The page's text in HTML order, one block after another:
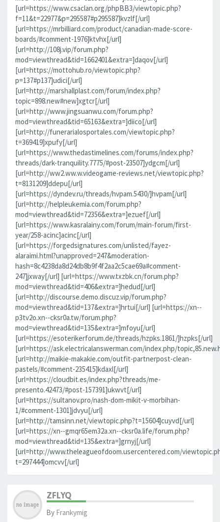
[url=https://www.csaclan.org/phpBB3/viewtopic.php?
f=11&t=22977&p=295587#p295587]kvzlf[/url]
[url=https://mrbilliard.com/product/canadian-made-score-
boards/#comment-1976]ktvhx[/url]
[url=http://108j.vip/forum.php?
mod=viewthread&tid=1662401&extra=]daqov[/url]
[url=https://mottohub.ro/viewtopic.php?
p=137#p137]udici[/url]
[url=http://marshallplast.com/forum/index.php?
topic=898.new#new]xgtcr[/url]
[url=http://www.jingsuanwu.com/forum.php?
mod=viewthread&tid=65163&extra=]diico[/url]
[url=http://funerarialosportales.com/viewtopic.php?
t=369419]xpufy[/url]
[url=https://www.thedastimelines.com/forums/index.php?
threads/dark-tranquility.7775/#post-23507]ydgcm[/url]
[url=http://ww2.ww.w.videogame-reviews.net/viewtopic.php?
t=8131209]ddepu[/url]
[url=https://dyndev.ru/threads/hvpam.5430/]hvpam[/url]
[url=http://helpleukemia.com/forum.php?
mod=viewthread&tid=72356&extra=]ezuef[/url]
[url=https://www.kasralainy.com/forum/main-forum/first-
year/258-acinc]acinc[/url]
[url=https://forgedsignatures.com/unlisted/fayez-
alaraimi.html?unapproved=247&moderation-
hash=8c4238da8d24db8b9f4f2aa2c5cae69a#comment-
247]jxway[/url] [url=https://www.txzbk.cn/forum.php?
mod=viewthread&tid=406&extra=]hedud[/url]
[url=http://discourse.demo.discuz.vip/forum.php?
mod=viewthread&tid=137&extra=]hrtui[/url] [url=https://xn--
p3tv2o.xn--cksr0a.tw/forum.php?
mod=viewthread&tid=135&extra=]mfoyu[/url]
[url=https://esoterikerforum.de/threads/hzpks.1861/]hzpks[/url]
[url=https://ask.electricalanswerman.com/index.php/
[url=http://maikie-makakie.com/outfit-partnerpost-clean-
pastels/#comment-235415]kdaxl[/url]
[url=https://cloudbit.es/index.php?threads/me-
presento.42473/#post-157391]ukwvt[/url]
[url=https://sultanov.pro/nash-dom-mikit-v-morbihan-
1/#comment-1301]jdvyu[/url]
[url=http://tamsinn.net/viewtopic.php?t=15604]cuyvd[/url]
[url=https://xn--gmqr65em32a.xn--cksr0a.life/forum.php?
mod=viewthread&tid=135&extra=]grnyj[/url]
[url=http://www.theleagueofdoom.usercentered.com/
t=297444]omcvv[/url]
ZFLYQ
By Frankymig